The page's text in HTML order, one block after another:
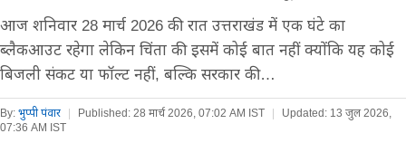
आज शनिवार 28 मार्च 2026 की रात उत्तराखंड में एक घंटे का
ब्लैकआउट रहेगा लेकिन चिंता की इसमें कोई बात नहीं क्योंकि यह कोई
बिजली संकट या फॉल्ट नहीं, बल्कि सरकार की…
By: भुप्पी पंवार | Published: 28 मार्च 2026, 07:02 AM IST | Updated: 13 जुल 2026,
07:36 AM IST